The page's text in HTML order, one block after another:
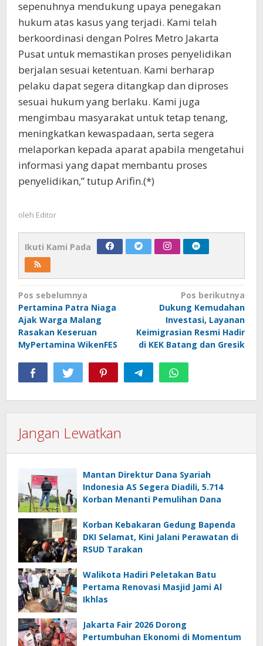
sepenuhnya mendukung upaya penegakan
hukum atas kasus yang terjadi. Kami telah
berkoordinasi dengan Polres Metro Jakarta
Pusat untuk memastikan proses penyelidikan
berjalan sesuai ketentuan. Kami berharap
pelaku dapat segera ditangkap dan diproses
sesuai hukum yang berlaku. Kami juga
mengimbau masyarakat untuk tetap tenang,
meningkatkan kewaspadaan, serta segera
melaporkan kepada aparat apabila mengetahui
informasi yang dapat membantu proses
penyelidikan,” tutup Arifin.(*)
oleh Editor
Ikuti Kami Pada
Navigasi
pos
Pos sebelumnya
Pertamina Patra Niaga
Ajak Warga Malang
Rasakan Keseruan
MyPertamina WikenFES
Pos berikutnya
Dukung Kemudahan
Investasi, Layanan
Keimigrasian Resmi Hadir
di KEK Batang dan Gresik
Jangan Lewatkan
Mantan Direktur Dana Syariah
Indonesia AS Segera Diadili, 5.714
Korban Menanti Pemulihan Dana
Korban Kebakaran Gedung Bapenda
DKI Selamat, Kini Jalani Perawatan di
RSUD Tarakan
Walikota Hadiri Peletakan Batu
Pertama Renovasi Masjid Jami Al
Ikhlas
Jakarta Fair 2026 Dorong
Pertumbuhan Ekonomi di Momentum